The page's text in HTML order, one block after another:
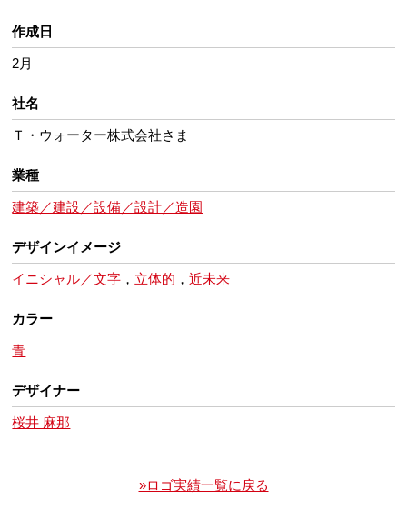
作成日
2月
社名
Ｔ・ウォーター株式会社さま
業種
建築／建設／設備／設計／造園
デザインイメージ
イニシャル／文字 ， 立体的 ，近未来
カラー
青
デザイナー
桜井 麻那
»ロゴ実績一覧に戻る